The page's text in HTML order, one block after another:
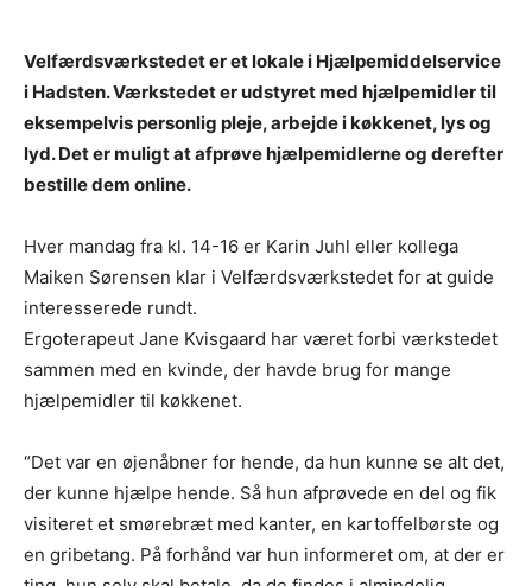
Velfærdsværkstedet er et lokale i Hjælpemiddelservice
i Hadsten. Værkstedet er udstyret med hjælpemidler til
eksempelvis personlig pleje, arbejde i køkkenet, lys og
lyd. Det er muligt at afprøve hjælpemidlerne og derefter
bestille dem online.
Hver mandag fra kl. 14-16 er Karin Juhl eller kollega
Maiken Sørensen klar i Velfærdsværkstedet for at guide
interesserede rundt.
Ergoterapeut Jane Kvisgaard har været forbi værkstedet
sammen med en kvinde, der havde brug for mange
hjælpemidler til køkkenet.
“Det var en øjenåbner for hende, da hun kunne se alt det,
der kunne hjælpe hende. Så hun afprøvede en del og fik
visiteret et smørebræt med kanter, en kartoffelbørste og
en gribetang. På forhånd var hun informeret om, at der er